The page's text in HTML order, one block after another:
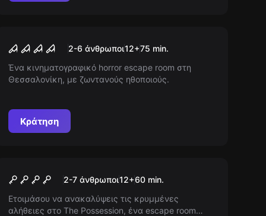
Νέος
Evil is Released: THE
MONASTERY
2-6 άνθρωποι12+75 min.
Ένα κινηματογραφικό horror escape room στη
Θεσσαλονίκη, με ζωντανούς ηθοποιούς.
Κράτηση
Νέος
Ο Δαιμονισμός
2-7 άνθρωποι12+60 min.
Ετοιμάσου να ανακαλύψεις τις κρυμμένες
αλήθειες στο The Possession, ένα escape room